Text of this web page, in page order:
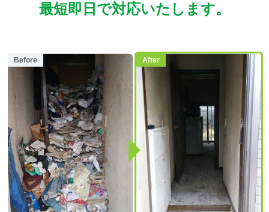
最短即日で対応いたします。
Before After